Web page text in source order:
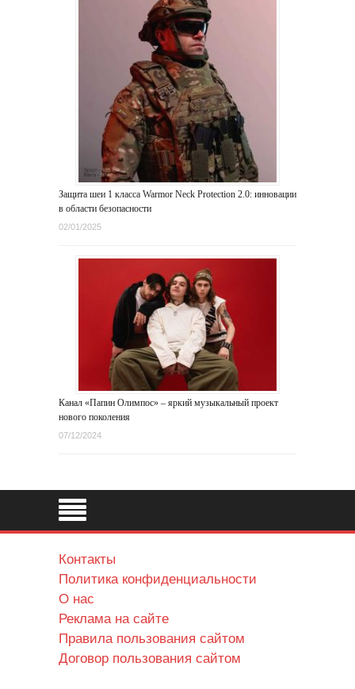
Защита шеи 1 класса Warmor Neck Protection 2.0: инновации
в области безопасности
02/01/2025
Канал «Папин Олимпос» – яркий музыкальный проект
нового поколения
07/12/2024
Контакты
Политика конфиденциальности
О нас
Реклама на сайте
Правила пользования сайтом
Договор пользования сайтом